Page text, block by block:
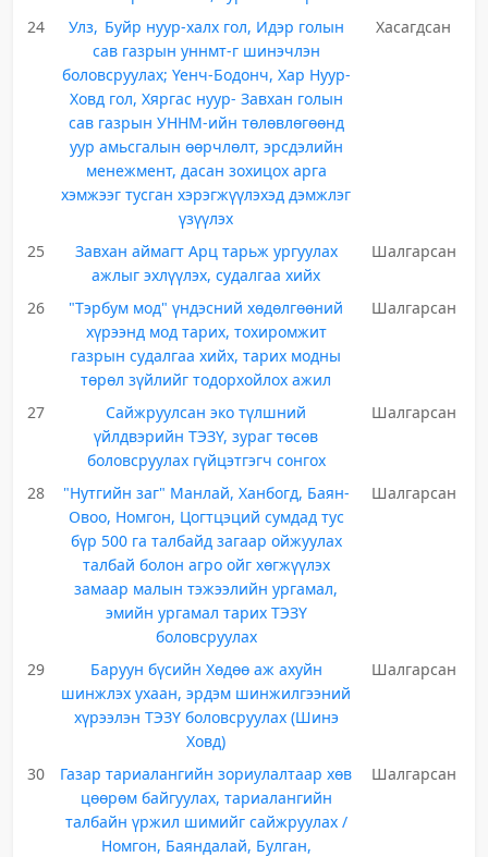
24
Улз, Буйр нуур-халх гол, Идэр голын
сав газрын уннмт-г шинэчлэн
боловсруулах; Үенч-Бодонч, Хар Нуур-
Ховд гол, Хяргас нуур- Завхан голын
сав газрын УННМ-ийн төлөвлөгөөнд
уур амьсгалын өөрчлөлт, эрсдэлийн
менежмент, дасан зохицох арга
хэмжээг тусган хэрэгжүүлэхэд дэмжлэг
үзүүлэх
Хасагдсан
25
Завхан аймагт Арц тарьж ургуулах
ажлыг эхлүүлэх, судалгаа хийх
Шалгарсан
26
"Тэрбум мод" үндэсний хөдөлгөөний
хүрээнд мод тарих, тохиромжит
газрын судалгаа хийх, тарих модны
төрөл зүйлийг тодорхойлох ажил
Шалгарсан
27
Сайжруулсан эко түлшний
үйлдвэрийн ТЭЗҮ, зураг төсөв
боловсруулах гүйцэтгэгч сонгох
Шалгарсан
28
"Нутгийн заг" Манлай, Ханбогд, Баян-
Овоо, Номгон, Цогтцэций сумдад тус
бүр 500 га талбайд загаар ойжуулах
талбай болон агро ойг хөгжүүлэх
замаар малын тэжээлийн ургамал,
эмийн ургамал тарих ТЭЗҮ
боловсруулах
Шалгарсан
29
Баруун бүсийн Хөдөө аж ахуйн
шинжлэх ухаан, эрдэм шинжилгээний
хүрээлэн ТЭЗҮ боловсруулах (Шинэ
Ховд)
Шалгарсан
30
Газар тариалангийн зориулалтаар хөв
цөөрөм байгуулах, тариалангийн
талбайн үржил шимийг сайжруулах /
Номгон, Баяндалай, Булган,
Шалгарсан